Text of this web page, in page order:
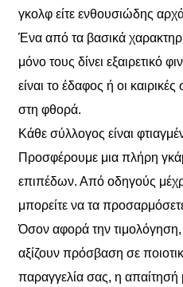
γκολφ είτε ενθουσιώδης
Ένα από τα βασικά
μόνο τους δίνει εξαιρετικό
είναι το έδαφος ή οι
στη φθορά.
Κάθε σύλλογος είναι
Προσφέρουμε μια πλήρη
επιπέδων. Από οδηγούς
μπορείτε να τα
Όσον αφορά την τιμολόγηση,
αξίζουν πρόσβαση σε
παραγγελία σας, η